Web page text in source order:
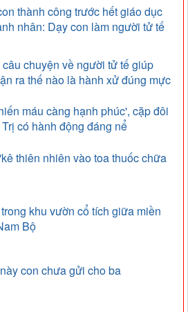
thành công trước hết giáo dục
nhân: Dạy con làm người tử tế
chuyện về người tử tế giúp
ra thế nào là hành xử đúng mực
máu càng hạnh phúc', cặp đôi
có hành động đáng nể
thiên nhiên vào toa thuốc chữa
khu vườn cổ tích giữa miền
Bộ
con chưa gửi cho ba